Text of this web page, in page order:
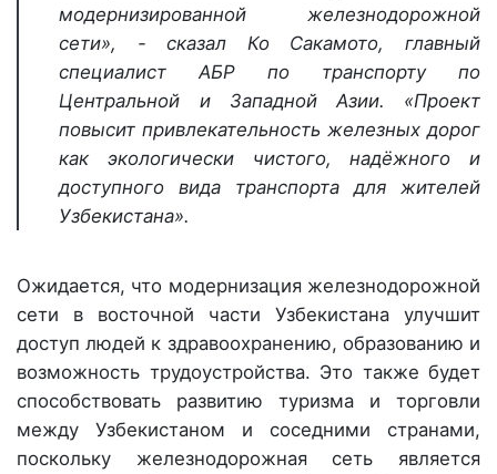
модернизированной железнодорожной
сети», - сказал Ко Сакамото, главный
специалист АБР по транспорту по
Центральной и Западной Азии. «Проект
повысит привлекательность железных дорог
как экологически чистого, надёжного и
доступного вида транспорта для жителей
Узбекистана».
Ожидается, что модернизация железнодорожной
сети в восточной части Узбекистана улучшит
доступ людей к здравоохранению, образованию и
возможность трудоустройства. Это также будет
способствовать развитию туризма и торговли
между Узбекистаном и соседними странами,
поскольку железнодорожная сеть является